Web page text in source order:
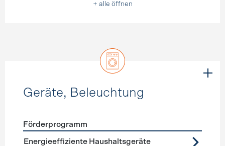
+ alle öffnen
Geräte, Beleuchtung
Förderprogramme Geräte, Beleuchtung
Förderprogramm
Energieeffiziente Haushaltsgeräte